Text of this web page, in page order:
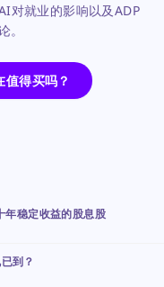
对就业的影响以及ADP
。
得买吗？
年稳定收益的股息股
到？